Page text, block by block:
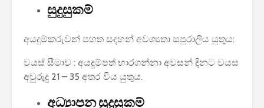
සුදුසුකම්
අයදුම්කරුවන් පහත සඳහන් අවශ්‍යතා සපුරාලිය යුතුය:
වයස් සීමාව : අයදුම්පත් භාරගන්නා අවසන් දිනට වයස
අවුරුදු 21 – 35 අතර විය යුතුය.
අධ්‍යාපන සුදුසුකම්
විශාලතම 5G ජාලය
ඩයලොග් දියත් කරයි